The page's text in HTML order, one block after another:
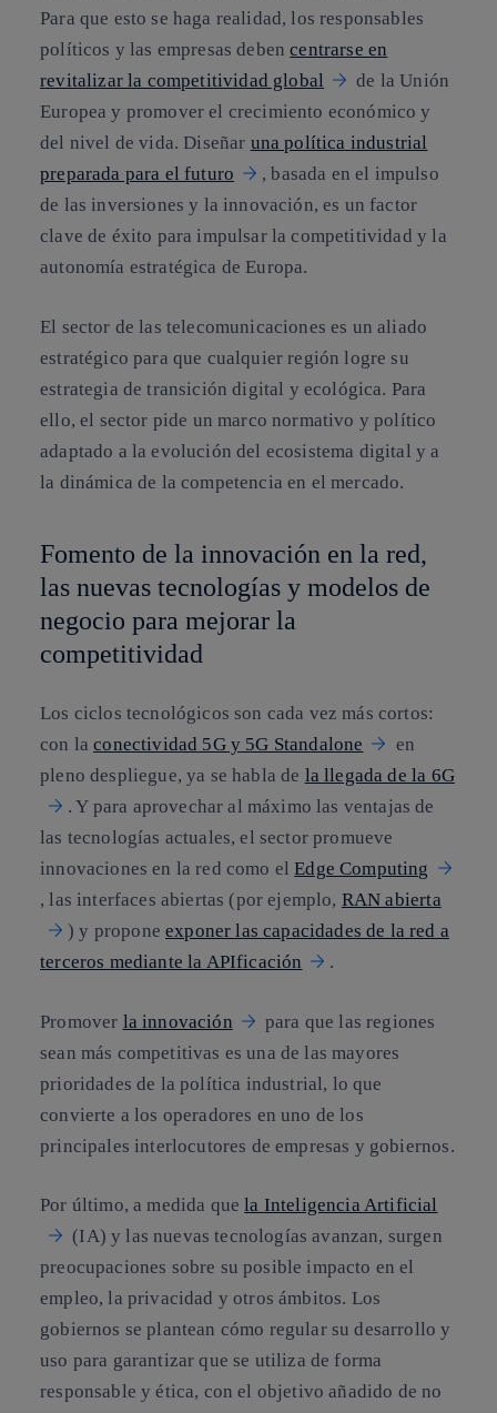
Para que esto se haga realidad, los responsables
políticos y las empresas debencentrarse en
revitalizar la competitividad global
de la Unión
Europea y promover el crecimiento económico y
del nivel de vida. Diseñar una política industrial
preparada para el futuro
, basada en el impulso
de las inversiones y la innovación, es un factor
clave de éxito para impulsar la competitividad y la
autonomía estratégica de Europa.
El sector de las telecomunicaciones es un aliado
estratégico para que cualquier región logre su
estrategia de transición digital y ecológica. Para
ello, el sector pide un marco normativo y político
adaptado a la evolución del ecosistema digital y a
la dinámica de la competencia en el mercado.
Fomento de la innovación en la red,
las nuevas tecnologías y modelos de
negocio para mejorar la
competitividad
Los ciclos tecnológicos son cada vez más cortos:
con laconectividad 5G y 5G Standalone
en
pleno despliegue, ya se habla de la llegada de la 6G
. Y para aprovechar al máximo las ventajas de
las tecnologías actuales, el sector promueve
innovaciones en la red como elEdge Computing
, las interfaces abiertas (por ejemplo, RAN abierta
) y proponeexponer las capacidades de la red a
terceros mediante la APIficación
.
Promover la innovación
para que las regiones
sean más competitivas es una de las mayores
prioridades de la política industrial, lo que
convierte a los operadores en uno de los
principales interlocutores de empresas y gobiernos.
Por último, a medida quela Inteligencia Artificial
(IA) y las nuevas tecnologías avanzan, surgen
preocupaciones sobre su posible impacto en el
empleo, la privacidad y otros ámbitos. Los
gobiernos se plantean cómo regular su desarrollo y
uso para garantizar que se utiliza de forma
responsable y ética, con el objetivo añadido de no